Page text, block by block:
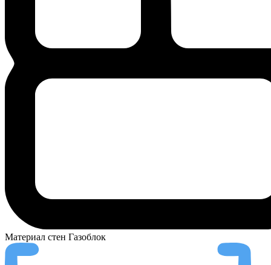
Материал стен Газоблок